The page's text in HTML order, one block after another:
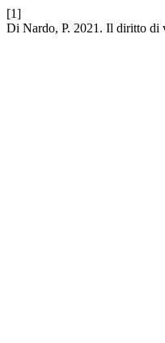
[1]
Di Nardo, P. 2021. Il diritto di